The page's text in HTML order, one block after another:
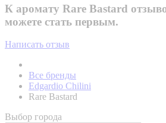
К аромату Rare Bastard
можете стать первым.
Написать отзыв
Все бренды
Edgardio Chilini
Rare Bastard
Выбор города